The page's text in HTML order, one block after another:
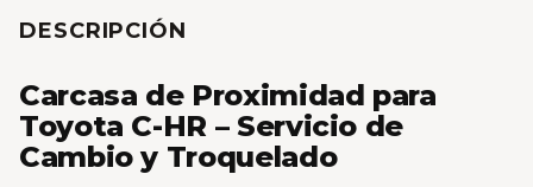
DESCRIPCIÓN
Carcasa de Proximidad para
Toyota C-HR – Servicio de
Cambio y Troquelado